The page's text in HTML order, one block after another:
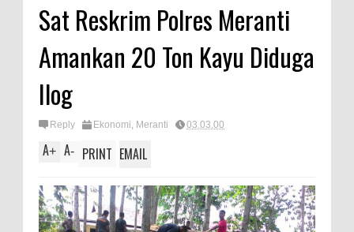
Sat Reskrim Polres Meranti
Amankan 20 Ton Kayu Diduga
Ilog
Reply Ekonomi, Meranti 03.03.00
A+ A- PRINT EMAIL